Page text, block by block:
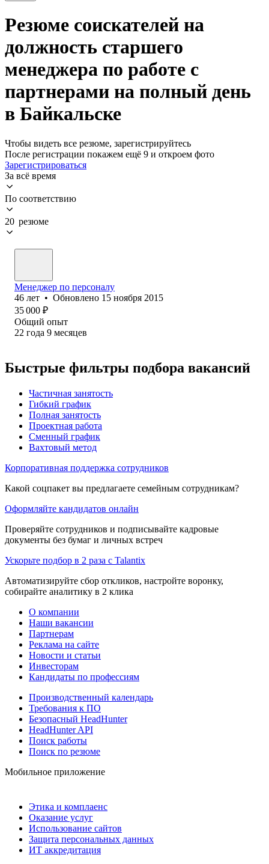
Резюме соискателей на
должность старшего
менеджера по работе с
партнерами на полный день
в Байкальске
Чтобы видеть все резюме, зарегистрируйтесь
После регистрации покажем ещё 9 и откроем фото
Зарегистрироваться
За всё время
По соответствию
20 резюме
Менеджер по персоналу
46 лет • Обновлено 15 ноября 2015
35 000 ₽
Общий опыт
22 года 9 месяцев
Быстрые фильтры подбора вакансий
Частичная занятость
Гибкий график
Полная занятость
Проектная работа
Сменный график
Вахтовый метод
Корпоративная поддержка сотрудников
Какой соцпакет вы предлагаете семейным сотрудникам?
Оформляйте кандидатов онлайн
Проверяйте сотрудников и подписывайте кадровые
документы без бумаг и личных встреч
Ускорьте подбор в 2 раза с Talantix
Автоматизируйте сбор откликов, настройте воронку,
собирайте аналитику в 2 клика
О компании
Наши вакансии
Партнерам
Реклама на сайте
Новости и статьи
Инвесторам
Кандидаты по профессиям
Производственный календарь
Требования к ПО
Безопасный HeadHunter
HeadHunter API
Поиск работы
Поиск по резюме
Мобильное приложение
Этика и комплаенс
Оказание услуг
Использование сайтов
Защита персональных данных
ИТ аккредитация